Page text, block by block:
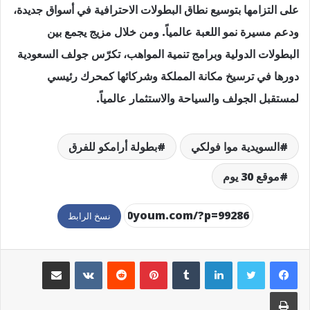
على التزامها بتوسيع نطاق البطولات الاحترافية في أسواق جديدة،
ودعم مسيرة نمو اللعبة عالمياً. ومن خلال مزيج يجمع بين
البطولات الدولية وبرامج تنمية المواهب، تكرّس جولف السعودية
دورها في ترسيخ مكانة المملكة وشركائها كمحرك رئيسي
لمستقبل الجولف والسياحة والاستثمار عالمياً.
السويدية موا فولكي
بطولة أرامكو للفرق
موقع 30 يوم
نسخ الرابط
لينكدإن بينتيريست مشاركة عبر البريد
طباعة